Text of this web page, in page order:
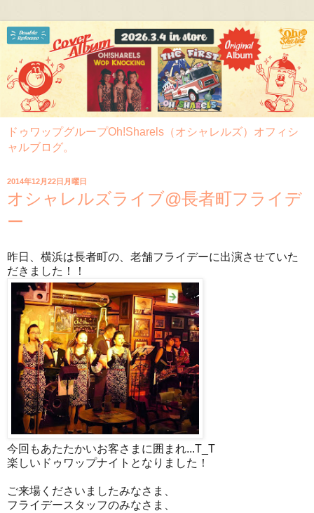
ドゥワップグループOh!Sharels（オシャレルズ）オフィシ
ャルブログ。
2014年12月22日月曜日
オシャレルズライブ@長者町フライデ
ー
昨日、横浜は長者町の、老舗フライデーに出演させていた
だきました！！
今回もあたたかいお客さまに囲まれ...T_T
楽しいドゥワップナイトとなりました！
ご来場くださいましたみなさま、
フライデースタッフのみなさま、